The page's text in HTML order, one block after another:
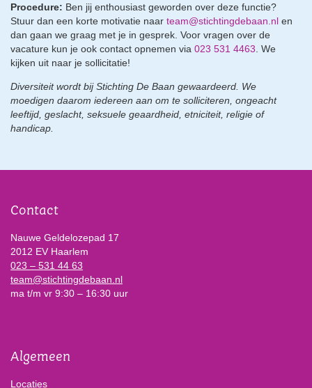
Procedure: Ben jij enthousiast geworden over deze functie?
Stuur dan een korte motivatie naar team@stichtingdebaan.nl en
dan gaan we graag met je in gesprek. Voor vragen over de
vacature kun je ook contact opnemen via 023 531 4463 . We
kijken uit naar je sollicitatie!
Diversiteit wordt bij Stichting De Baan gewaardeerd. We
moedigen daarom iedereen aan om te solliciteren, ongeacht
leeftijd, geslacht, seksuele geaardheid, etniciteit, religie of
handicap.
Contact
Nauwe Geldelozepad 17
2012 EV Haarlem
023 – 531 44 63
team@stichtingdebaan.nl
ma t/m vr 9:30 – 16:30 uur
Algemeen
Locaties